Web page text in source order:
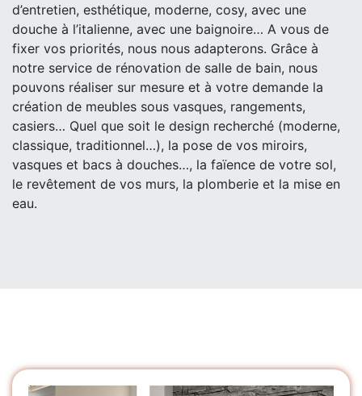
d’entretien, esthétique, moderne, cosy, avec une
douche à l’italienne, avec une baignoire… A vous de
fixer vos priorités, nous nous adapterons. Grâce à
notre service de rénovation de salle de bain, nous
pouvons réaliser sur mesure et à votre demande la
création de meubles sous vasques, rangements,
casiers… Quel que soit le design recherché (moderne,
classique, traditionnel…), la pose de vos miroirs,
vasques et bacs à douches…, la faïence de votre sol,
le revêtement de vos murs, la plomberie et la mise en
eau.